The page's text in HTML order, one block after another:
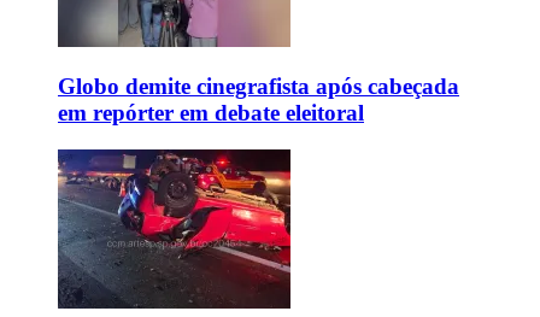
Globo demite cinegrafista após cabeçada
em repórter em debate eleitoral